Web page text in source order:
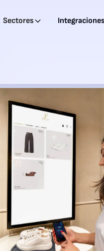
Sectores Integraciones